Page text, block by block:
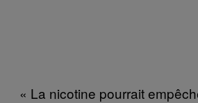
« La nicotine pourrait